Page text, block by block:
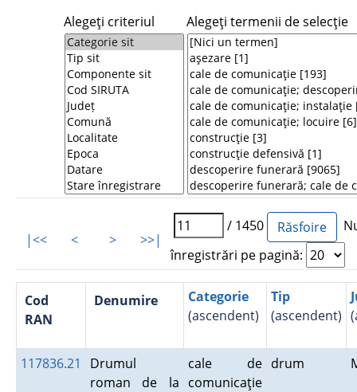
Alegeţi criteriul Alegeţi termenii de selecţie
|<< < > >>|
/ 1450
înregistrări pe pagină:
Cod
RAN
Denumire
Categorie
(ascendent)
Tip
(ascendent)
117836.21
Drumul
roman de la
cale de
comunicaţie
drum